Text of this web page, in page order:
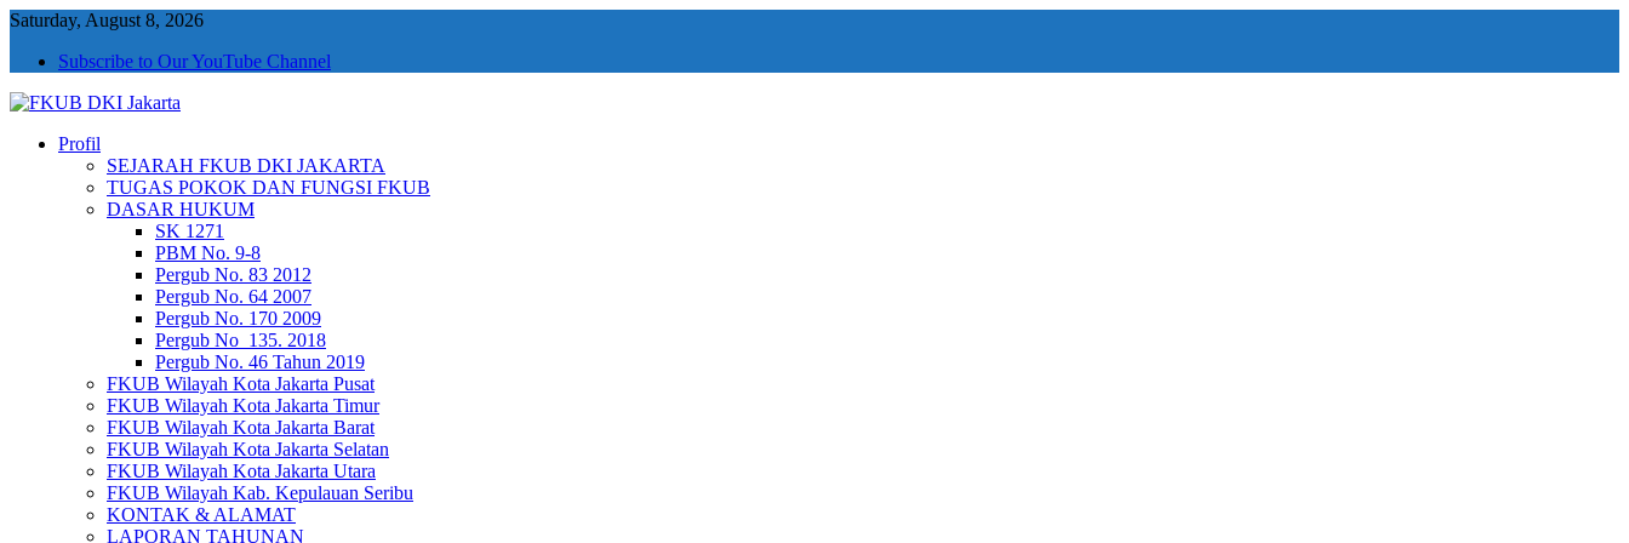
Saturday, August 8, 2026
Subscribe to Our YouTube Channel
FKUB DKI Jakarta
Jakarta Aman, Jakarta Damai dan Rukun
Profil
SEJARAH FKUB DKI JAKARTA
TUGAS POKOK DAN FUNGSI FKUB
DASAR HUKUM
SK 1271
PBM No. 9-8
Pergub No. 83 2012
Pergub No. 64 2007
Pergub No. 170 2009
Pergub No_135. 2018
Pergub No. 46 Tahun 2019
FKUB Wilayah Kota Jakarta Pusat
FKUB Wilayah Kota Jakarta Timur
FKUB Wilayah Kota Jakarta Barat
FKUB Wilayah Kota Jakarta Selatan
FKUB Wilayah Kota Jakarta Utara
FKUB Wilayah Kab. Kepulauan Seribu
KONTAK & ALAMAT
LAPORAN TAHUNAN